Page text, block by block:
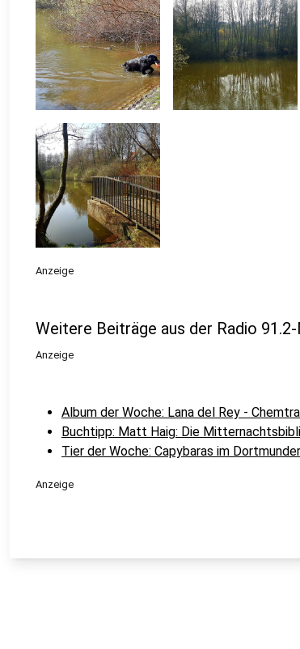
Anzeige
Weitere Beiträge aus der Radio
Anzeige
Album der Woche: Lana del Rey -
Buchtipp: Matt Haig: Die
Tier der Woche: Capybaras im
Anzeige